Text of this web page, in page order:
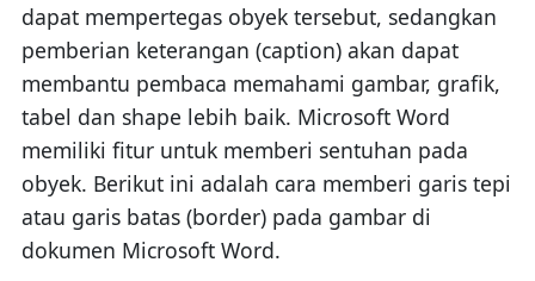
dapat mempertegas obyek tersebut, sedangkan
pemberian keterangan (caption) akan dapat
membantu pembaca memahami gambar, grafik,
tabel dan shape lebih baik. Microsoft Word
memiliki fitur untuk memberi sentuhan pada
obyek. Berikut ini adalah cara memberi garis tepi
atau garis batas (border) pada gambar di
dokumen Microsoft Word.